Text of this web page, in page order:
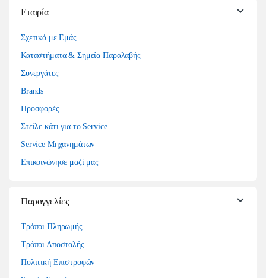
Εταιρία
Σχετικά με Εμάς
Καταστήματα & Σημεία Παραλαβής
Συνεργάτες
Brands
Προσφορές
Στείλε κάτι για το Service
Service Μηχανημάτων
Επικοινώνησε μαζί μας
Παραγγελίες
Τρόποι Πληρωμής
Τρόποι Αποστολής
Πολιτική Επιστροφών